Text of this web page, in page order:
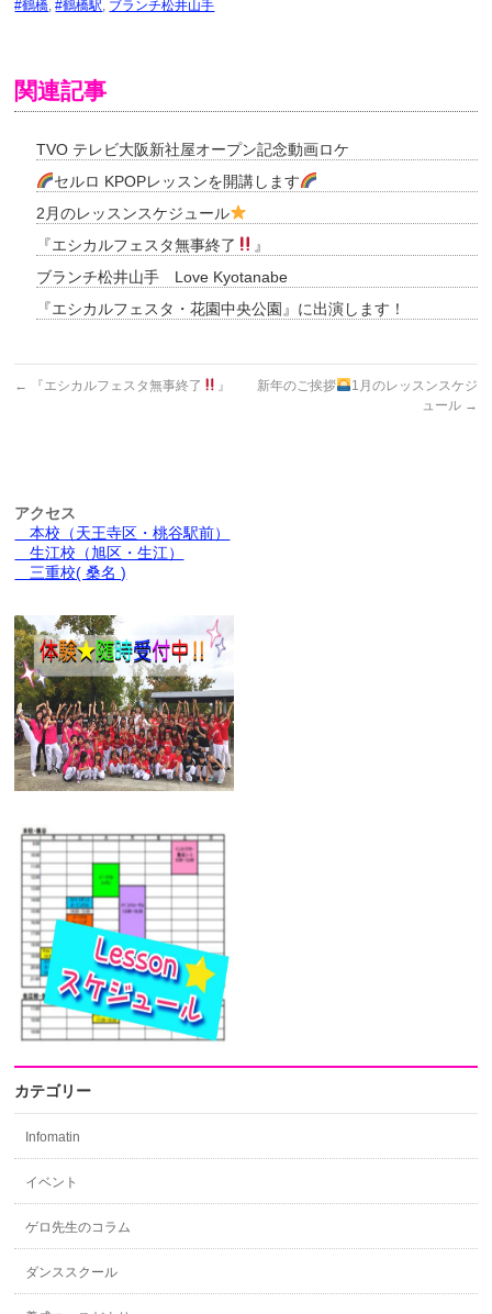
#鶴橋 ,#鶴橋駅 ブランチ松井山手
関連記事
TVO テレビ大阪新社屋オープン記念動画ロケ
セルロ KPOPレッスンを開講します
2月のレッスンスケジュール
『エシカルフェスタ無事終了
』
ブランチ松井山手 Love Kyotanabe
『エシカルフェスタ・花園中央公園』に出演します！
← 『エシカルフェスタ無事終了 』 新年のご挨拶
1月のレッスンスケジ
ュール →
アクセス
本校（天王寺区・桃谷駅前）
生江校（旭区・生江）
三重校( 桑名 )
カテゴリー
Infomatin
イベント
ゲロ先生のコラム
ダンススクール